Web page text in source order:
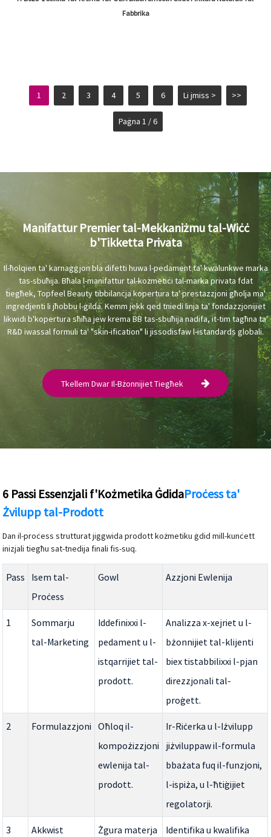
Fabbrika
1 2 3 4 5 6 Li jmiss > >>
Paġna 1 / 6
Manifattur Premier tal-Mekkaniżmu tal-Wiċċ
b'Tikketta Privata
Il-ħolqien ta' karnaġġjon bla difetti huwa l-pedament ta' kwalunkwe marka
tas-sbuħija. Bħala l-manifattur tal-kożmetiċi tal-marka privata fdat
tiegħek, Topfeel Beauty tibbilanċja kopertura ta' prestazzjoni għolja ma'
ingredjenti li jħobbu l-ġilda. Kemm jekk qed tniedi linja ta' fondazzjonijiet
likwidi b'kopertura sħiħa jew krema BB tas-sbuħija nadifa, it-tim tagħna ta'
R&D iwassal formuli ta' "skin-ification" li jissodisfaw l-istandards globali.
Tkellem Dwar Il-Bżonnijiet Tiegħek
6 Passi Essenzjali f'Kożmetika ĠdidaProċess ta'
Żvilupp tal-Prodott
Dan il-proċess strutturat jiggwida prodott kożmetiku ġdid mill-kunċett
inizjali tiegħu sat-tnedija finali fis-suq.
Pass
Isem tal-
Proċess
Gowl Azzjoni Ewlenija
1
Sommarju
tal-Marketing
Iddefinixxi l-
pedament u l-
istqarrijiet tal-
prodott.
Analizza x-xejriet u l-
bżonnijiet tal-klijenti
biex tistabbilixxi l-pjan
direzzjonali tal-
proġett.
2 Formulazzjoni
Oħloq il-
kompożizzjoni
ewlenija tal-
prodott.
Ir-Riċerka u l-Iżvilupp
jiżviluppaw il-formula
bbażata fuq il-funzjoni,
l-ispiża, u l-ħtiġijiet
regolatorji.
3 Akkwist
Żgura materja
Identifika u kwalifika